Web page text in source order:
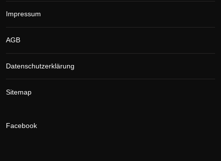
Impressum
AGB
Datenschutzerklärung
Sitemap
Facebook